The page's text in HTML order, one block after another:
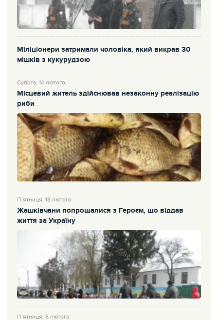
Міліціонери затримали чоловіка, який викрав 30
мішків з кукурудзою
Субота, 14 лютого
Місцевий житель здійснював незаконну реалізацію
риби
П’ятниця, 13 лютого
Жашківчани попрощалися з Героєм, що віддав
життя за Україну
П’ятниця, 6 лютого